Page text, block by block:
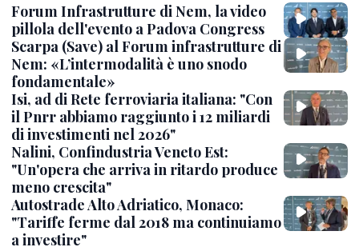
Forum Infrastrutture di Nem, la video
pillola dell'evento a Padova Congress
Scarpa (Save) al Forum infrastrutture di
Nem: «L’intermodalità è uno snodo
fondamentale»
Isi, ad di Rete ferroviaria italiana: "Con
il Pnrr abbiamo raggiunto i 12 miliardi
di investimenti nel 2026"
Nalini, Confindustria Veneto Est:
"Un'opera che arriva in ritardo produce
meno crescita"
Autostrade Alto Adriatico, Monaco:
"Tariffe ferme dal 2018 ma continuiamo
a investire"